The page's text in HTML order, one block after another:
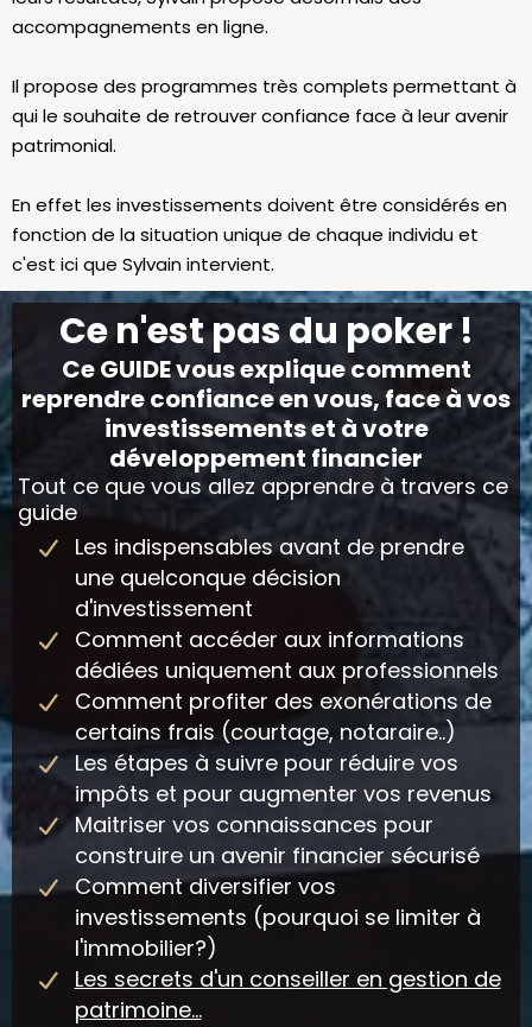
accompagnements en ligne.
Il propose des programmes très complets permettant à
qui le souhaite de retrouver confiance face à leur avenir
patrimonial.
En effet les investissements doivent être considérés en
fonction de la situation unique de chaque individu et
c'est ici que Sylvain intervient.
Ce n'est pas du poker !
Ce GUIDE vous explique comment
reprendre confiance en vous, face à vos
investissements et à votre
développement financier
Tout ce que vous allez apprendre à travers ce
guide
Les indispensables avant de prendre
une quelconque décision
d'investissement
Comment accéder aux informations
dédiées uniquement aux professionnels
Comment profiter des exonérations de
certains frais (courtage, notaraire..)
Les étapes à suivre pour réduire vos
impôts et pour augmenter vos revenus
Maitriser vos connaissances pour
construire un avenir financier sécurisé
Comment diversifier vos
investissements (pourquoi se limiter à
l'immobilier?)
Les secrets d'un conseiller en gestion de
patrimoine...